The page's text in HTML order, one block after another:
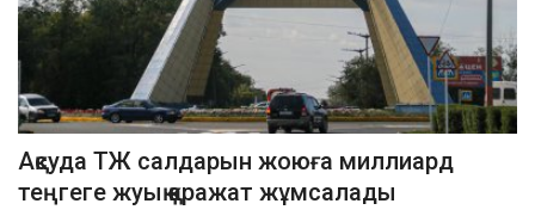
Ақсуда ТЖ салдарын жоюға миллиард
теңгеге жуық қаражат жұмсалады